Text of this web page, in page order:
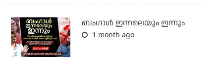
ബംഗാള്‍ ഇന്നലെയും ഇന്നും
1 month ago